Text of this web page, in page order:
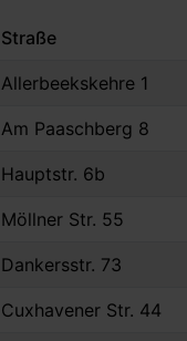
Straße
Allerbeekskehre 1
Am Paaschberg 8
Hauptstr. 6b
Möllner Str. 55
Dankersstr. 73
Cuxhavener Str. 44